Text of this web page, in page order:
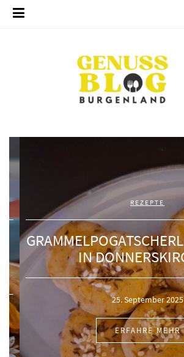
REZEPTE
GRAMMELPOGATSCHERL
IN
25. September 2025
ERFAHRE MEHR